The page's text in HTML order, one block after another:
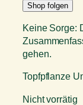
Shop folgen
Keine Sorge:
gehen.
Topfpflanze
Nicht vorrätig